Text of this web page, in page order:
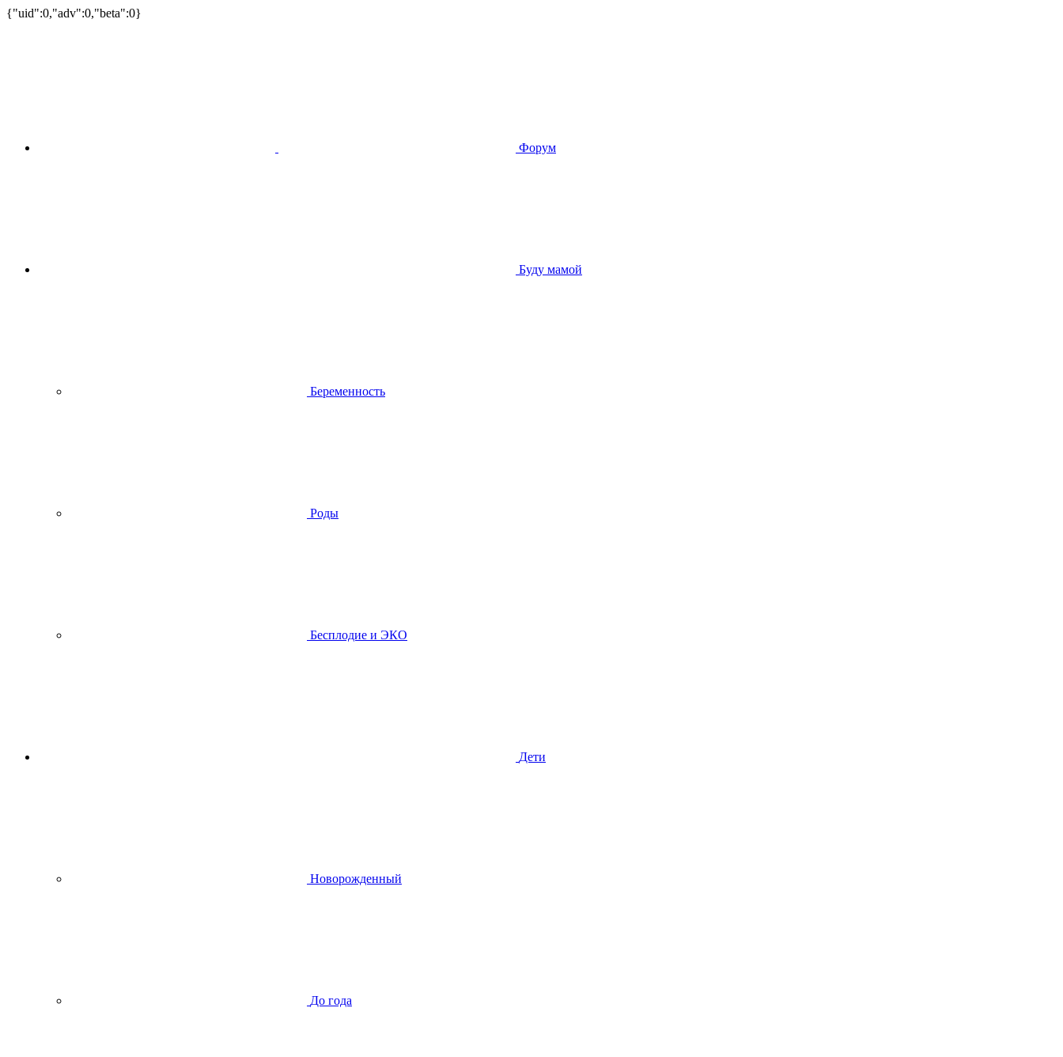
{"uid":0,"adv":0,"beta":0}
Форум
Буду мамой
Беременность
Роды
Бесплодие и ЭКО
Дети
Новорожденный
До года